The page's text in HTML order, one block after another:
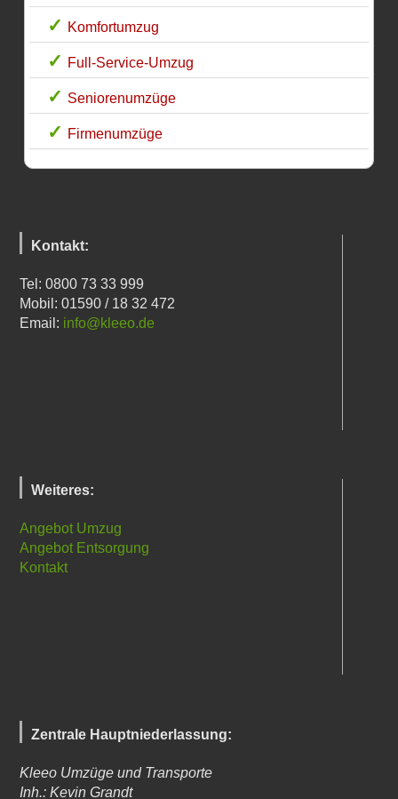
Komfortumzug
Full-Service-Umzug
Seniorenumzüge
Firmenumzüge
Kontakt:
Tel: 0800 73 33 999
Mobil: 01590 / 18 32 472
Email: info@kleeo.de
Weiteres:
Angebot Umzug
Angebot Entsorgung
Kontakt
Zentrale Hauptniederlassung:
Kleeo Umzüge und Transporte
Inh.: Kevin Grandt